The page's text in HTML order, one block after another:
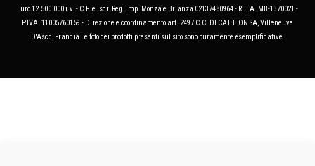
Euro 12.500.000 i.v. - C.F. e Iscr. Reg. Imp. Monza e Brianza 02137480964 - R.E.A. MB-1370021 -
P.IVA. 11005760159 - Direzione e coordinamento art. 2497 C.C. DECATHLON SA, Villeneuve
D'Ascq, Francia Le foto dei prodotti presenti sul sito sono puramente esemplificative.